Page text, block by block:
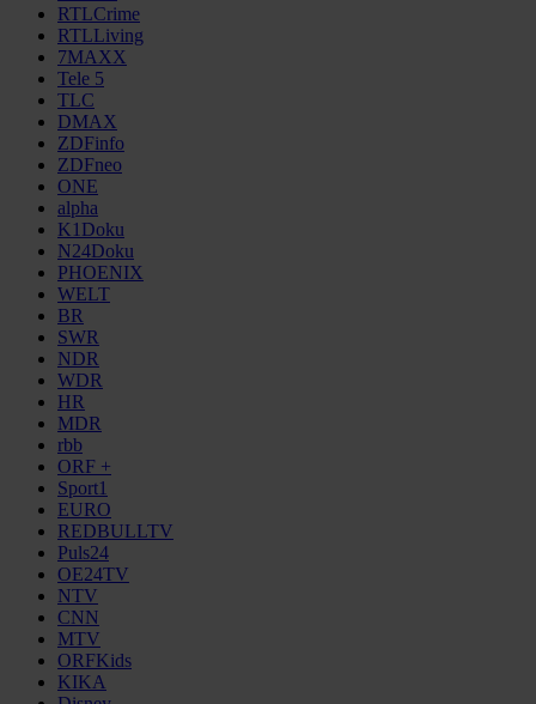
RTLCrime
RTLLiving
7MAXX
Tele 5
TLC
DMAX
ZDFinfo
ZDFneo
ONE
alpha
K1Doku
N24Doku
PHOENIX
WELT
BR
SWR
NDR
WDR
HR
MDR
rbb
ORF +
Sport1
EURO
REDBULLTV
Puls24
OE24TV
NTV
CNN
MTV
ORFKids
KIKA